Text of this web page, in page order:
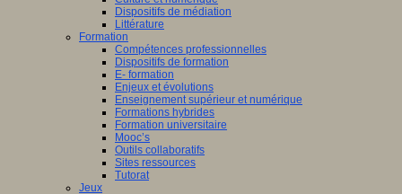
Dispositifs de médiation
Littérature
Formation
Compétences professionnelles
Dispositifs de formation
E- formation
Enjeux et évolutions
Enseignement supérieur et numérique
Formations hybrides
Formation universitaire
Mooc’s
Outils collaboratifs
Sites ressources
Tutorat
Jeux